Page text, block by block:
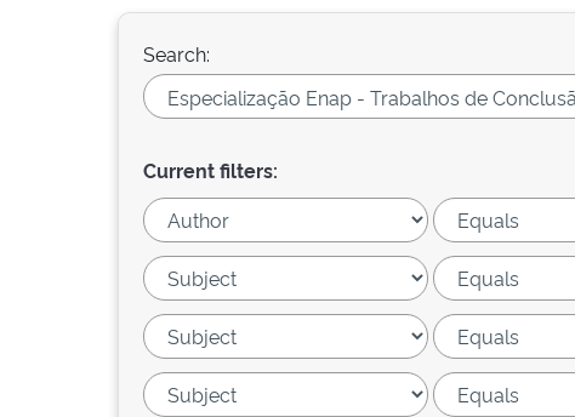
Search:
Current filters: